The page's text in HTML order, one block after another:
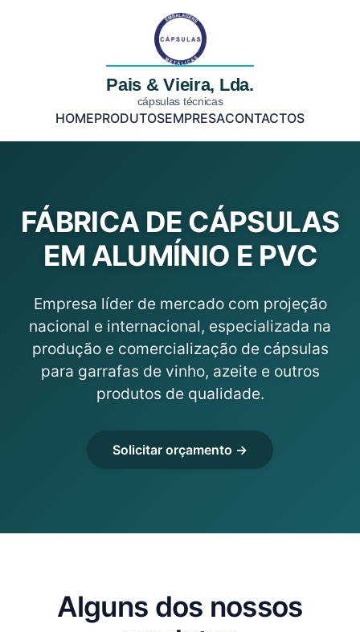
Pais & Vieira, Lda.
cápsulas técnicas
HOMEPRODUTOSEMPRESACONTACTOS
FÁBRICA DE CÁPSULAS
EM ALUMÍNIO E PVC
Empresa líder de mercado com projeção
nacional e internacional, especializada na
produção e comercialização de cápsulas
para garrafas de vinho, azeite e outros
produtos de qualidade.
Solicitar orçamento →
Alguns dos nossos